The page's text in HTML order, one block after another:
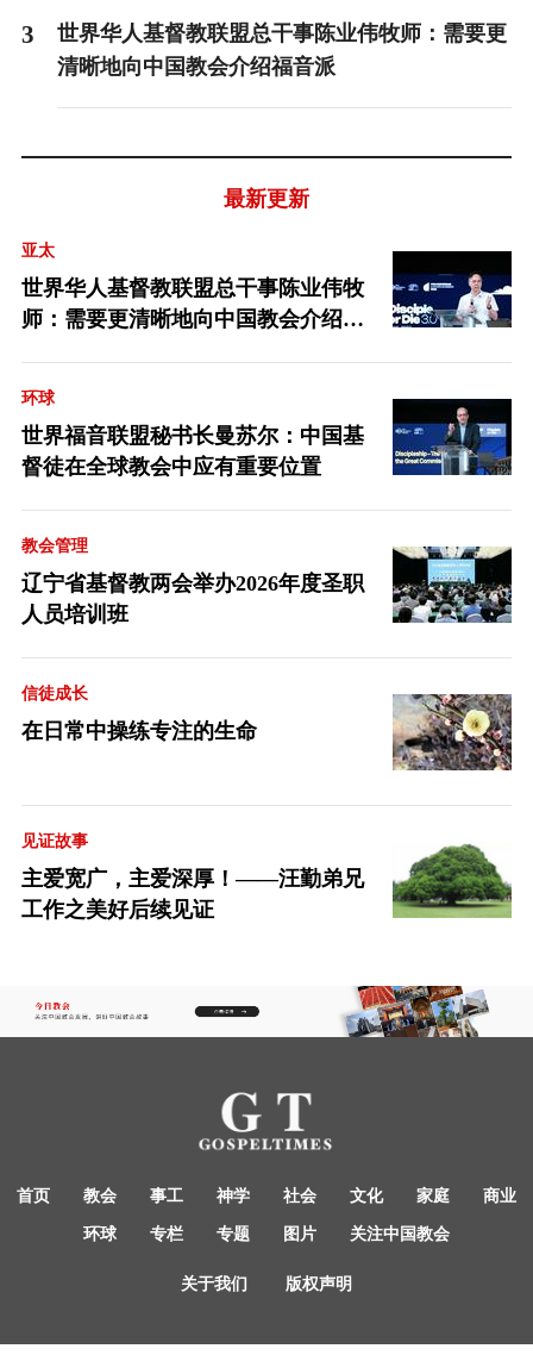
3
世界华人基督教联盟总干事陈业伟牧师：需要更
清晰地向中国教会介绍福音派
最新更新
亚太
世界华人基督教联盟总干事陈业伟牧
师：需要更清晰地向中国教会介绍福
环球
世界福音联盟秘书长曼苏尔：中国基
督徒在全球教会中应有重要位置
教会管理
辽宁省基督教两会举办2026年度圣职
人员培训班
信徒成长
在日常中操练专注的生命
见证故事
主爱宽广，主爱深厚！——汪勤弟兄
工作之美好后续见证
首页 教会 事工 神学 社会 文化 家庭 商业
环球 专栏 专题 图片 关注中国教会
关于我们 版权声明